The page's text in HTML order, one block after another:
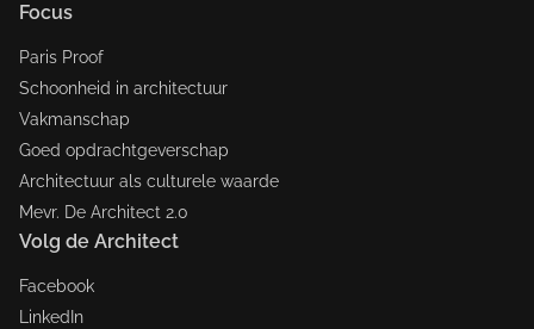
Focus
Paris Proof
Schoonheid in architectuur
Vakmanschap
Goed opdrachtgeverschap
Architectuur als culturele waarde
Mevr. De Architect 2.0
Volg de Architect
Facebook
LinkedIn